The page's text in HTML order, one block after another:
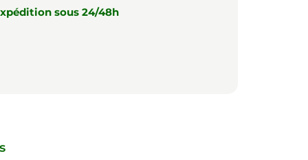
sous 24/48h